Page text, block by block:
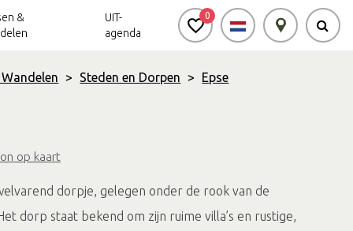
&
UIT-
agenda
0
> Steden en Dorpen > Epse
op kaart
dorpje, gelegen onder de rook van de
dorp staat bekend om zijn ruime villa’s en rustige,